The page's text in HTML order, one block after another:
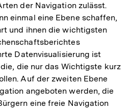
der Navigation zulässt.
einmal eine Ebene schaffen,
und ihnen die wichtigsten
Datenvisualisierung ist
die nur das Wichtigste kurz
Auf der zweiten Ebene
angeboten werden, die
eine freie Navigation